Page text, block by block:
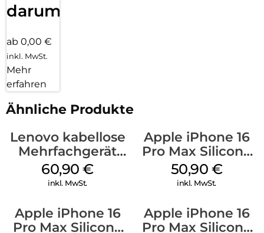
darum!
ab 0,00 €
inkl. MwSt.
Mehr
erfahren
Ähnliche Produkte
Lenovo kabellose
Mehrfachgerät
Luna Grey
60,90€
inkl. MwSt.
Apple iPhone 16
Pro Max Silicone
Case MagSafe
Denim
50,90 €
inkl. MwSt.
Apple iPhone 16
Pro Max Silicone
Apple iPhone 16
Pro Max Silicone